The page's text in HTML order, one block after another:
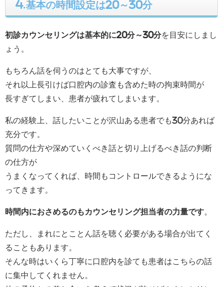
4.基本の時間設定は20～30分
初診カウンセリングは基本的に20分～30分を目安にしまし
ょう。
もちろん話を伺うのはとても大事ですが、
それ以上長引けば口腔内の診査も含めた時の拘束時間が
長すぎてしまい、患者が疲れてしまいます。
私の経験上、話したいことが沢山ある患者でも30分あれば
充分です。
質問の仕方や深めていくべき話と切り上げるべき話の判断
の仕方が
うまくなってくれば、時間もコントロールできるようにな
ってきます。
時間内におさめるのもカウンセリング担当者の力量です
ただし、まれにとことん話を聴く必要がある場合が出てく
ることもあります。
そんな時はいくら丁寧に口腔内を診ても患者はこちらの話
に集中してくれません。